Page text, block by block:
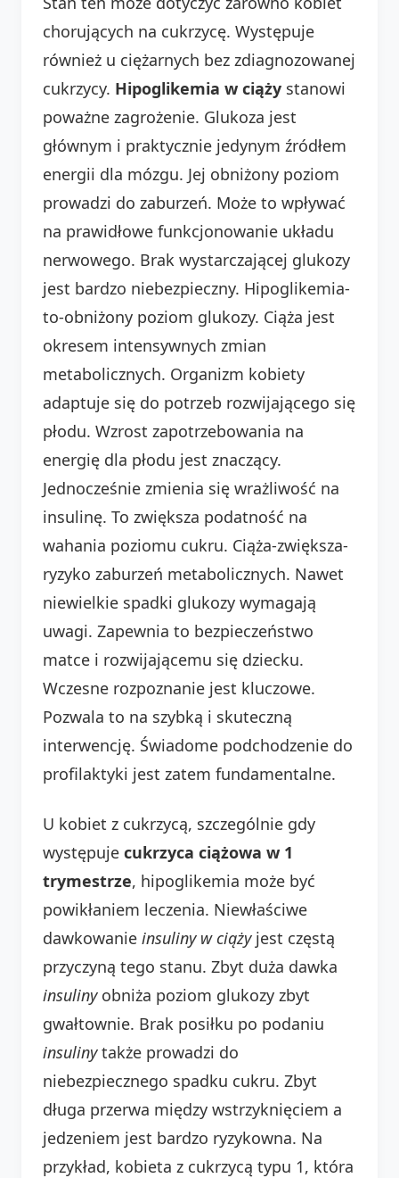
chorujących na cukrzycę. Występuje
również u ciężarnych bez zdiagnozowanej
cukrzycy. Hipoglikemia w ciąży stanowi
poważne zagrożenie. Glukoza jest
głównym i praktycznie jedynym źródłem
energii dla mózgu. Jej obniżony poziom
prowadzi do zaburzeń. Może to wpływać
na prawidłowe funkcjonowanie układu
nerwowego. Brak wystarczającej glukozy
jest bardzo niebezpieczny. Hipoglikemia-
to-obniżony poziom glukozy. Ciąża jest
okresem intensywnych zmian
metabolicznych. Organizm kobiety
adaptuje się do potrzeb rozwijającego się
płodu. Wzrost zapotrzebowania na
energię dla płodu jest znaczący.
Jednocześnie zmienia się wrażliwość na
insulinę. To zwiększa podatność na
wahania poziomu cukru. Ciąża-zwiększa-
ryzyko zaburzeń metabolicznych. Nawet
niewielkie spadki glukozy wymagają
uwagi. Zapewnia to bezpieczeństwo
matce i rozwijającemu się dziecku.
Wczesne rozpoznanie jest kluczowe.
Pozwala to na szybką i skuteczną
interwencję. Świadome podchodzenie do
profilaktyki jest zatem fundamentalne.
U kobiet z cukrzycą, szczególnie gdy
występuje cukrzyca ciążowa w 1
trymestrze, hipoglikemia może być
powikłaniem leczenia. Niewłaściwe
dawkowanie insuliny w ciążyjest częstą
przyczyną tego stanu. Zbyt duża dawka
insulinyobniża poziom glukozy zbyt
gwałtownie. Brak posiłku po podaniu
insulinytakże prowadzi do
niebezpiecznego spadku cukru. Zbyt
długa przerwa między wstrzyknięciem a
jedzeniem jest bardzo ryzykowna. Na
przykład, kobieta z cukrzycą typu 1, która